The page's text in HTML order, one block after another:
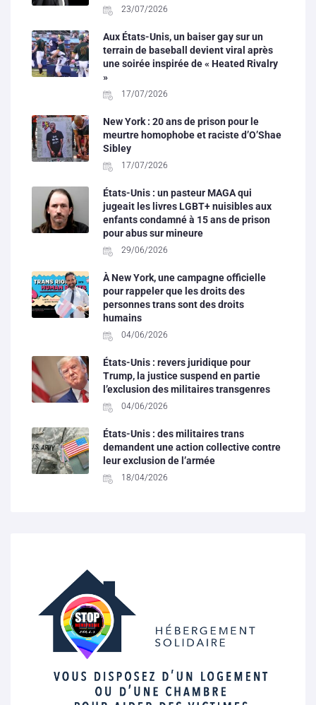
23/07/2026
Aux États-Unis, un baiser gay sur un
terrain de baseball devient viral après
une soirée inspirée de « Heated Rivalry
»
17/07/2026
New York : 20 ans de prison pour le
meurtre homophobe et raciste d’O’Shae
Sibley
17/07/2026
États-Unis : un pasteur MAGA qui
jugeait les livres LGBT+ nuisibles aux
enfants condamné à 15 ans de prison
pour abus sur mineure
29/06/2026
À New York, une campagne officielle
pour rappeler que les droits des
personnes trans sont des droits
humains
04/06/2026
États-Unis : revers juridique pour
Trump, la justice suspend en partie
l’exclusion des militaires transgenres
04/06/2026
États-Unis : des militaires trans
demandent une action collective contre
leur exclusion de l’armée
18/04/2026